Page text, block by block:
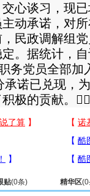
心谈习，现
动承诺，对
民政调解组
。据统计，
务党员全部
承诺已兑现，
极的贡献。
贴(0条) 精华区(0